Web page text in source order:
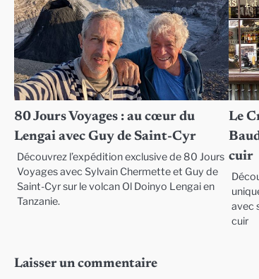
80 Jours Voyages : au cœur du
Lengai avec Guy de Saint-Cyr
Découvrez l’expédition exclusive de 80 Jours
Voyages avec Sylvain Chermette et Guy de
Saint-Cyr sur le volcan Ol Doinyo Lengai en
Tanzanie.
Le
cuir
avec
cuir
Laisser un commentaire